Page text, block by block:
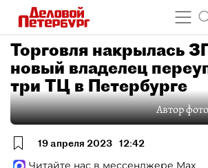
Торговля накрылась
новый владелец
три ТЦ в Петербурге
Автор
19 апреля 2023 12:42
Читайте нас в мессенджере Max